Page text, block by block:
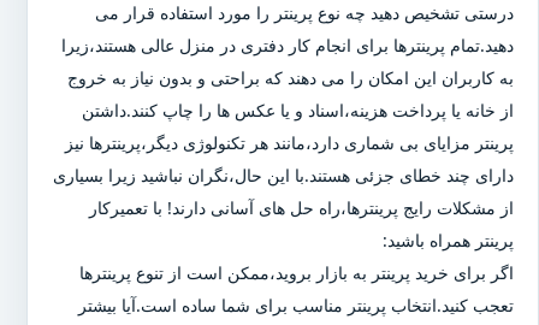
درستی تشخیص دهید چه نوع پرینتر را مورد استفاده قرار می
دهید.تمام پرینترها برای انجام کار دفتری در منزل عالی هستند،زیرا
به کاربران این امکان را می دهند که براحتی و بدون نیاز به خروج
از خانه یا پرداخت هزینه،اسناد و یا عکس ها را چاپ کنند.داشتن
پرینتر مزایای بی شماری دارد،مانند هر تکنولوژی دیگر،پرینترها نیز
دارای چند خطای جزئی هستند.با این حال،نگران نباشید زیرا بسیاری
از مشکلات رایج پرینترها،راه حل های آسانی دارند! با تعمیرکار
پرینتر همراه باشید:
اگر برای خرید پرینتر به بازار بروید،ممکن است از تنوع پرینترها
تعجب کنید.انتخاب پرینتر مناسب برای شما ساده است.آیا بیشتر